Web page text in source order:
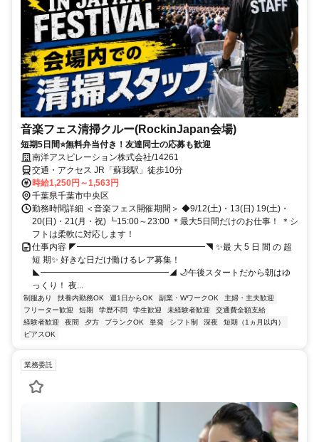
音楽フェス清掃クルー(RockinJapan会場)
短期5日間⭐無料弁当付き！友達同士の応募も歓迎
南洋アスピレーション株式会社/14261
交通・アクセス JR「蘇我駅」徒歩10分
時給1,250円～1,563円
千葉県千葉市中央区
勤務時間詳細 ＜音楽フェス開催期間＞ ◆9/12(土)・13(日) 19(土)・
20(日)・21(月・祝) ┗15:00～23:00 ＊最大5日間だけのお仕事！ ＊シ
フトは柔軟に対応します！
仕事内容 ◤━━━━━━━━━━━━━━━◥ ✨最 大 5 日 間 の 超
短 期✨ 好きな日だけ働けるレア募集！
◣━━━━━━━━━━━━━━━◢ 🌙午後スタートだから朝はゆ
っくり！ 夜...
制服あり 扶養内勤務OK 週1日からOK 副業・WワークOK
主婦・主夫歓迎
フリーター歓迎
短期 学歴不問 学生歓迎 未経験者歓迎
交通費全額支給
経験者歓迎
夜間 夕方 ブランクOK 単発 シフト制 深夜
短期（1ヵ月以内）
ピアスOK
業務委託